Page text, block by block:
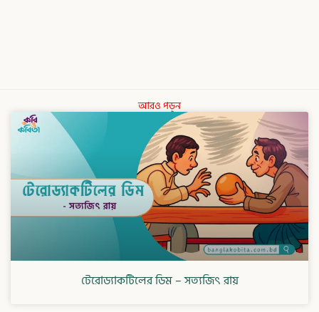
আরও পড়ুন
টেরোড্যাকটিলের ডিম – সত্যজিৎ রায়